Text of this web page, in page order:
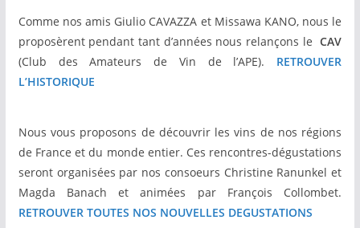
proposèrent pendant tant d’années nous relançons leCAV
(Club des Amateurs de Vin de l’APE).RETROUVER
L’HISTORIQUE
de France et du monde entier. Ces rencontres-dégustations
seront organisées par nos consoeurs Christine Ranunkel et
Magda Banach et animées par François Collombet.
RETROUVER TOUTES NOS NOUVELLES DEGUSTATIONS